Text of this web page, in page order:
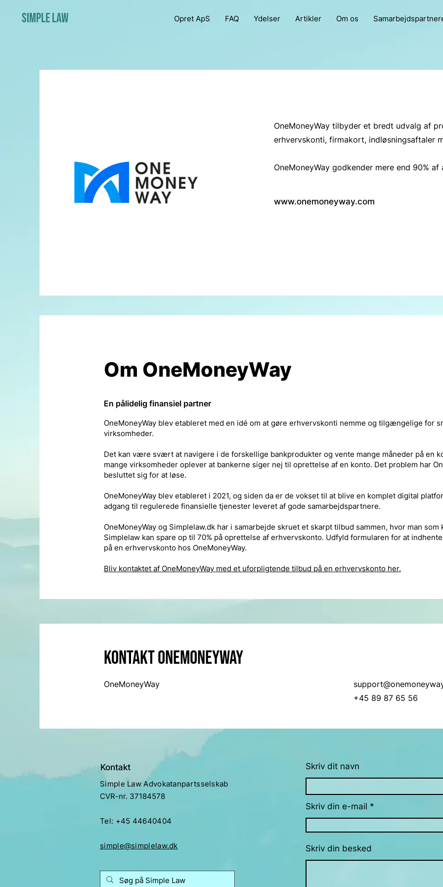
Simple Law Opret ApS FAQ Ydelser Artikler Om os
OneMoneyWay tilbyder et bredt udvalg af
erhvervskonti, firmakort, indløsningsaftaler
OneMoneyWay godkender mere end 90% af
www.onemoneyway.com
Om OneMoneyWay
En pålidelig finansiel partner
OneMoneyWay blev etableret med en idé om at gøre erhvervskonti nemme og tilgængelige for
virksomheder.
Det kan være svært at navigere i de forskellige bankprodukter og vente mange måneder på en
mange virksomheder oplever at bankerne siger nej til oprettelse af en konto. Det problem har
besluttet sig for at løse.
OneMoneyWay blev etableret i 2021, og siden da er de vokset til at blive en komplet digital
adgang til regulerede finansielle tjenester leveret af gode samarbejdspartnere.
OneMoneyWay og Simplelaw.dk har i samarbejde skruet et skarpt tilbud sammen, hvor man som
Simplelaw kan spare op til 70% på oprettelse af erhvervskonto. Udfyld formularen for at
på en erhvervskonto hos OneMoneyWay.
Bliv kontaktet af OneMoneyWay med et uforpligtende tilbud på en erhvervskonto her.
Kontakt OneMoneyway
OneMoneyWay
+45 89 87 65 56
Kontakt
Simple Law Advokatanpartsselskab
CVR-nr. 37184578
Tel: +45 44640404​
simple@simplelaw.dk
Skriv dit navn
Skriv din e-mail
Skriv din besked